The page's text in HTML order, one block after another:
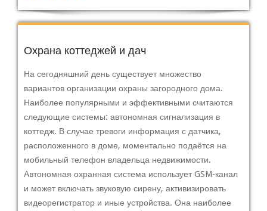
Охрана коттеджей и дач
На сегодняшний день существует множество
вариантов организации охраны загородного дома.
Наиболее популярными и эффективными считаются
следующие системы: автономная сигнализация в
коттедж. В случае тревоги информация с датчика,
расположенного в доме, моментально подаётся на
мобильный телефон владельца недвижимости.
Автономная охранная система использует GSM-канал
и может включать звуковую сирену, активизировать
видеорегистратор и иные устройства. Она наиболее